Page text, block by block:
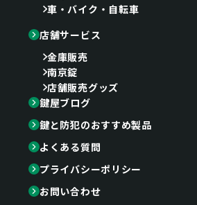
車・バイク・自転車
店舗サービス
金庫販売
南京錠
店舗販売グッズ
鍵屋ブログ
鍵と防犯のおすすめ製品
よくある質問
プライバシーポリシー
お問い合わせ